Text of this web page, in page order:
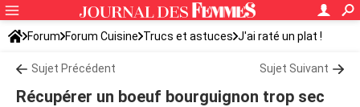
Forum Forum Cuisine Trucs et astuces J'ai raté un plat !
Sujet Précédent Sujet Suivant
Récupérer un boeuf bourguignon trop sec